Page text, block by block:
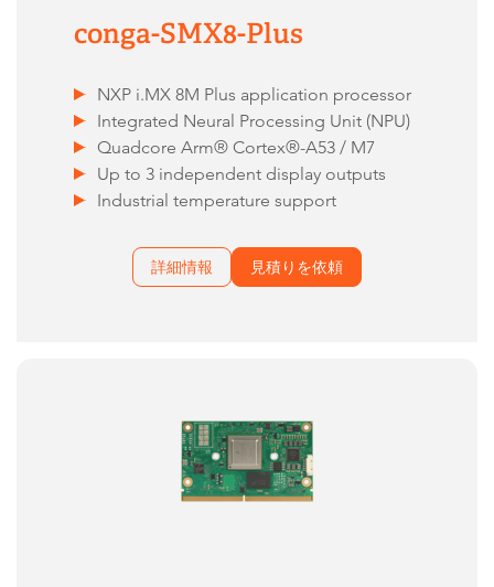
conga-SMX8-Plus
NXP i.MX 8M Plus application processor
Integrated Neural Processing Unit (NPU)
Quadcore Arm® Cortex®-A53 / M7
Up to 3 independent display outputs
Industrial temperature support
詳細情報 見積りを依頼